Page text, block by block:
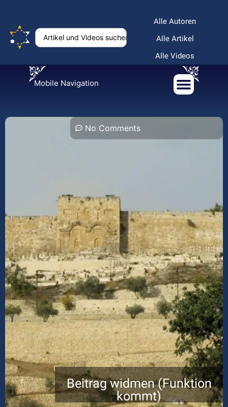
Alle Autoren
Alle Artikel
Alle Videos
Mobile Navigation
No Comments
Beitrag widmen (Funktion
kommt)